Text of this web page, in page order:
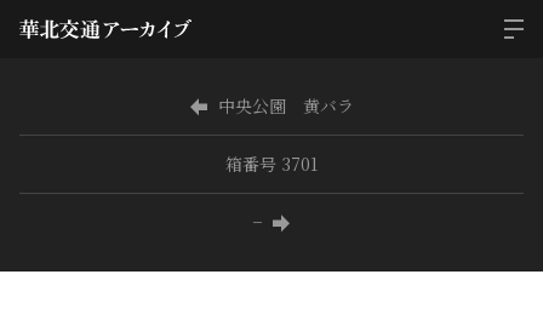
中央公園 黄バラ
箱番号 3701
−